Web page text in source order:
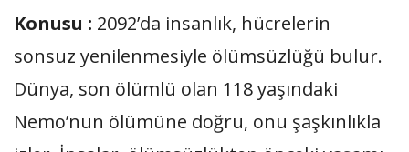
Konusu : 2092’da insanlık, hücrelerin
sonsuz yenilenmesiyle ölümsüzlüğü bulur.
Dünya, son ölümlü olan 118 yaşındaki
Nemo’nun ölümüne doğru, onu şaşkınlıkla